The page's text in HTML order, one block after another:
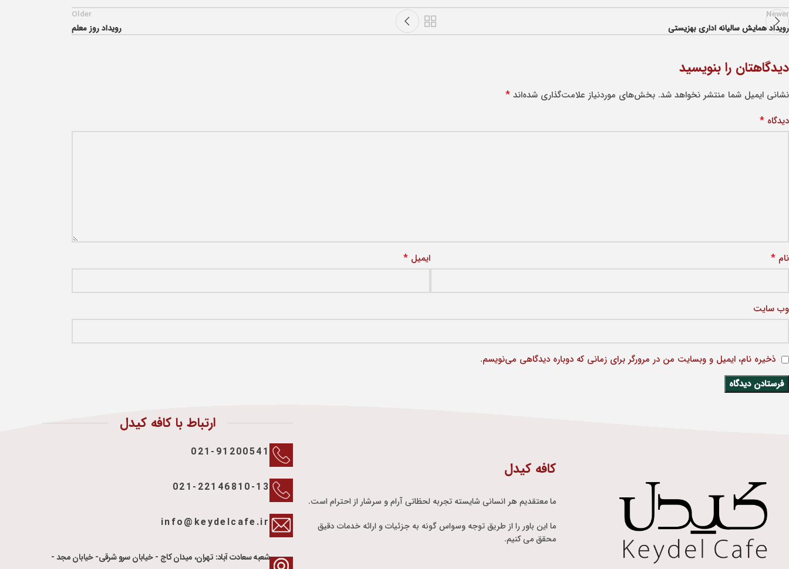
Newer
رویداد همایش سالیانه اداری بهزیستی
Older
رویداد روز معلم
دیدگاهتان را بنویسید
نشانی ایمیل شما منتشر نخواهد شد. بخش‌های موردنیاز علامت‌گذاری شده‌اند *
دیدگاه *
نام * ایمیل *
وب‌ سایت
ذخیره نام، ایمیل و وبسایت من در مرورگر برای زمانی که دوباره دیدگاهی می‌نویسم.
کافه کیدل
ما معتقدیم هر انسانی شایسته تجربه لحظاتی آرام و سرشار از احترام است.
ما این باور را از طریق توجه وسواس گونه به جزئیات و ارائه خدمات دقیق
محقق می کنیم.
ارتباط با کافه کیدل
021-91200541
021-22146810-13
info@keydelcafe.ir
شعبه سعادت آباد: تهران، میدان کاج - خیابان سرو شرقی- خیابان مجد -